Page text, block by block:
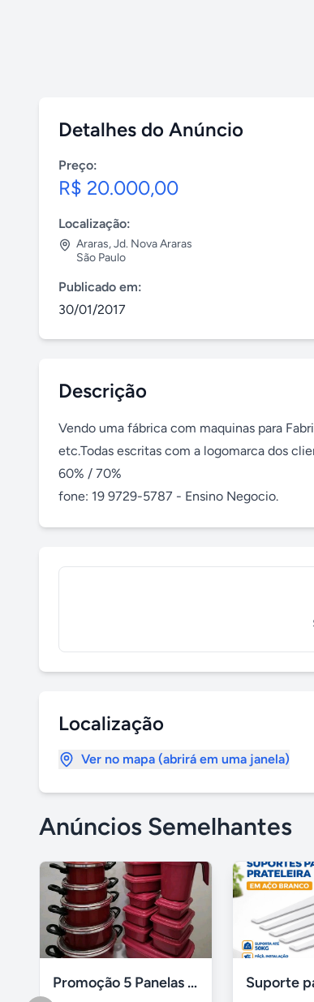
Detalhes do Anúncio
Preço:
R$ 20.000,00
Localização:
Araras,Jd. Nova Araras
São Paulo
Publicado em:
30/01/2017
Descrição
Vendo uma fábrica com maquinas para
etc.Todas escritas com a logomarca dos
60% / 70%
fone: 19 9729-5787 - Ensino Negocio.
Localização
Ver no mapa (abrirá em uma janela)
Anúncios Semelhantes
Promoção 5 Panelas 10 Potes Multiuso